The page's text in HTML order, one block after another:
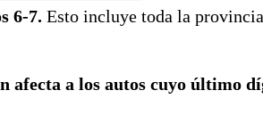
6-7. Esto incluye toda la
afecta a los autos cuyo último